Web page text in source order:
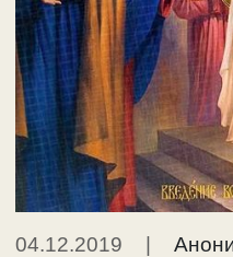
04.12.2019 |